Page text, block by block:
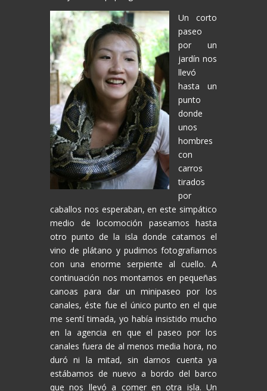
Un corto
paseo
por un
jardín nos
llevó
hasta un
punto
donde
unos
hombres
con
carros
tirados
por
caballos nos esperaban, en este simpático
medio de locomoción paseamos hasta
otro punto de la isla donde catamos el
vino de plátano y pudimos fotografiarnos
con una enorme serpiente al cuello. A
continuación nos montamos en pequeñas
canoas para dar un minipaseo por los
canales, éste fue el único punto en el que
me sentí timada, yo había insistido mucho
en la agencia en que el paseo por los
canales fuera de al menos media hora, no
duró ni la mitad, sin darnos cuenta ya
estábamos de nuevo a bordo del barco
que nos llevó a comer en otra isla. Un